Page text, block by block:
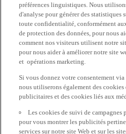
préférences linguistiques. Nous
d'analyse pour générer des statistiques
toute confidentialité, conformément
de protection des données, pour nous
comment nos visiteurs utilisent notre
pour nous aider à améliorer notre site
et opérations marketing.
Si vous donnez votre consentement via
nous utiliserons également des
publicitaires et des cookies liés aux
Les cookies de suivi de
pour vous montrer les publicités
services sur notre site Web et sur les